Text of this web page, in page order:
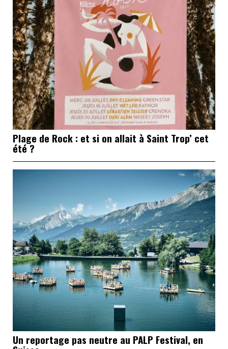
Plage de Rock : et si on allait à Saint Trop’ cet
été ?
Un reportage pas neutre au PALP Festival, en